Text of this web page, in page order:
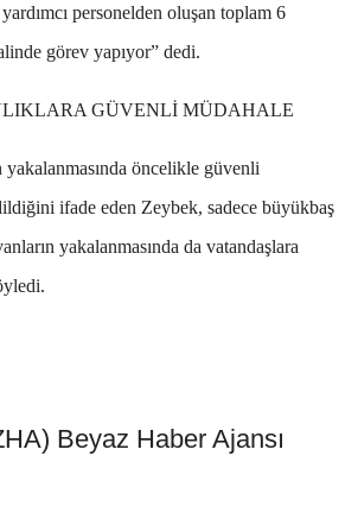
personelden oluşan toplam 6
görev yapıyor” dedi.
GÜVENLİ MÜDAHALE
yakalanmasında öncelikle güvenli
ifade eden Zeybek, sadece büyükbaş
yakalanmasında da vatandaşlara
Beyaz Haber Ajansı